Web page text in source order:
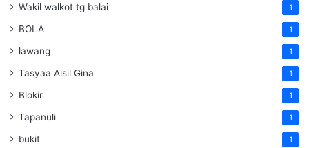
Wakil walkot tg balai 1
BOLA 1
lawang 1
Tasyaa Aisil Gina 1
Blokir 1
Tapanuli 1
bukit 1